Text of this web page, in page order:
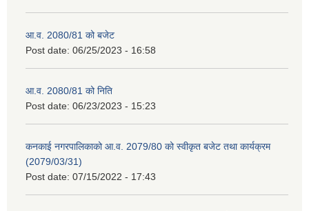
आ.व. 2080/81 को बजेट
Post date: 06/25/2023 - 16:58
आ.व. 2080/81 को निति
Post date: 06/23/2023 - 15:23
कनकाई नगरपालिकाको आ.व. 2079/80 को स्वीकृत बजेट तथा कार्यक्रम
(2079/03/31)
Post date: 07/15/2022 - 17:43